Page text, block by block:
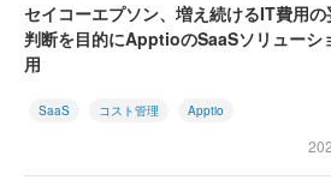
セイコーエプソン、増え続けるIT費用の
判断を目的にApptioのSaaSソリューシ
用
SaaS コスト管理 Apptio